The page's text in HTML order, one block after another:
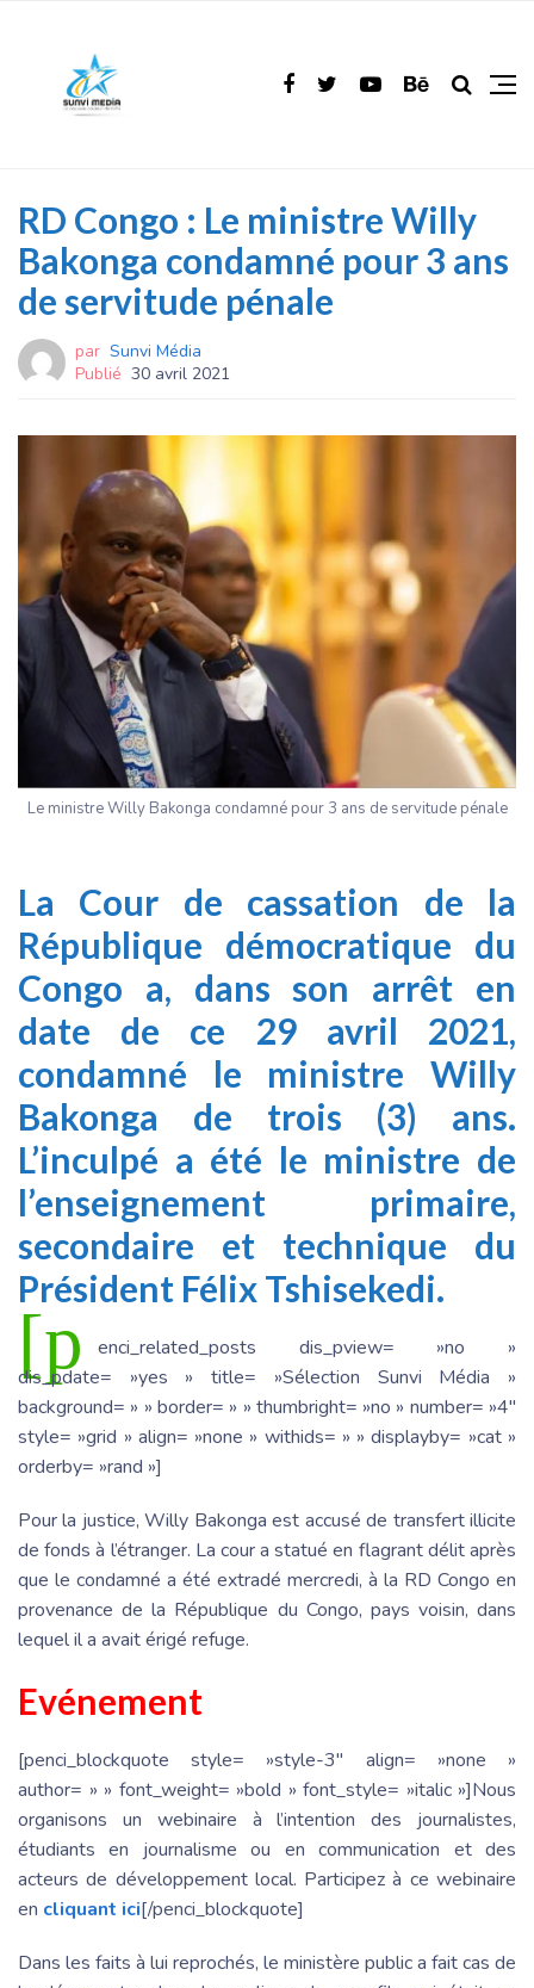
RD Congo : Le ministre Willy
Bakonga condamné pour 3 ans
de servitude pénale
par Sunvi Média
Publié 30 avril 2021
Le ministre Willy Bakonga condamné pour 3 ans de servitude pénale
La Cour de cassation de la
République démocratique du
Congo a, dans son arrêt en
date de ce 29 avril 2021,
condamné le ministre Willy
Bakonga de trois (3) ans.
L’inculpé a été le ministre de
l’enseignement primaire,
secondaire et technique du
Président Félix Tshisekedi.
[p
enci_related_posts dis_pview= »no »
dis_pdate= »yes » title= »Sélection Sunvi Média »
background= » » border= » » thumbright= »no » number= »4″
style= »grid » align= »none » withids= » » displayby= »cat »
orderby= »rand »]
Pour la justice, Willy Bakonga est accusé de transfert illicite
de fonds à l’étranger. La cour a statué en flagrant délit après
que le condamné a été extradé mercredi, à la RD Congo en
provenance de la République du Congo, pays voisin, dans
lequel il a avait érigé refuge.
Evénement
[penci_blockquote style= »style-3″ align= »none »
author= » » font_weight= »bold » font_style= »italic »]Nous
organisons un webinaire à l’intention des journalistes,
étudiants en journalisme ou en communication et des
acteurs de développement local. Participez à ce webinaire
en cliquant ici[/penci_blockquote]
Dans les faits à lui reprochés, le ministère public a fait cas de